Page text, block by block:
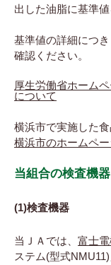
出した油脂に基準値
基準値の詳細につ
確認ください。
厚生労働省ホーム
について
横浜市で実施した
横浜市のホームペー
当組合の検査機
(1)検査機器
当ＪＡでは、 富士電
ステム(型式